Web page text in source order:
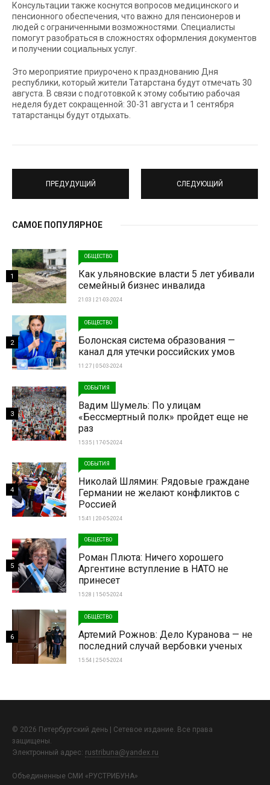
Консультации также коснутся вопросов медицинского и
пенсионного обеспечения, что важно для пенсионеров и
людей с ограниченными возможностями. Специалисты
помогут разобраться в сложностях оформления документов
и получении социальных услуг.
Это мероприятие приурочено к празднованию Дня
республики, который жители Татарстана будут отмечать 30
августа. В связи с подготовкой к этому событию рабочая
неделя будет сокращенной: 30-31 августа и 1 сентября
татарстанцы будут отдыхать.
ПРЕДУДУЩИЙ СЛЕДУЮЩИЙ
САМОЕ ПОПУЛЯРНОЕ
ОБЩЕСТВО
Как ульяновские власти 5 лет убивали
семейный бизнес инвалида
21:03 | 21-03-2024
1
ОБЩЕСТВО
Болонская система образования —
канал для утечки российских умов
11:27 | 05-03-2024
2
СОБЫТИЯ
Вадим Шумель: По улицам
«Бессмертный полк» пройдет еще не
раз
15:35 | 17-05-2024
3
СОБЫТИЯ
Николай Шлямин: Рядовые граждане
Германии не желают конфликтов с
Россией
15:41 | 20-05-2024
4
ОБЩЕСТВО
Роман Плюта: Ничего хорошего
Аргентине вступление в НАТО не
принесет
15:28 | 15-05-2024
5
ОБЩЕСТВО
Артемий Рожнов: Дело Куранова — не
последний случай вербовки ученых
15:54 | 25-05-2024
6
© 2026 Петербургский день | Сетевое издание. Все права
защищены.
Электронный адрес: rustribuna@yandex.ru
Объединенные СМИ «РУСТРИБУНА»